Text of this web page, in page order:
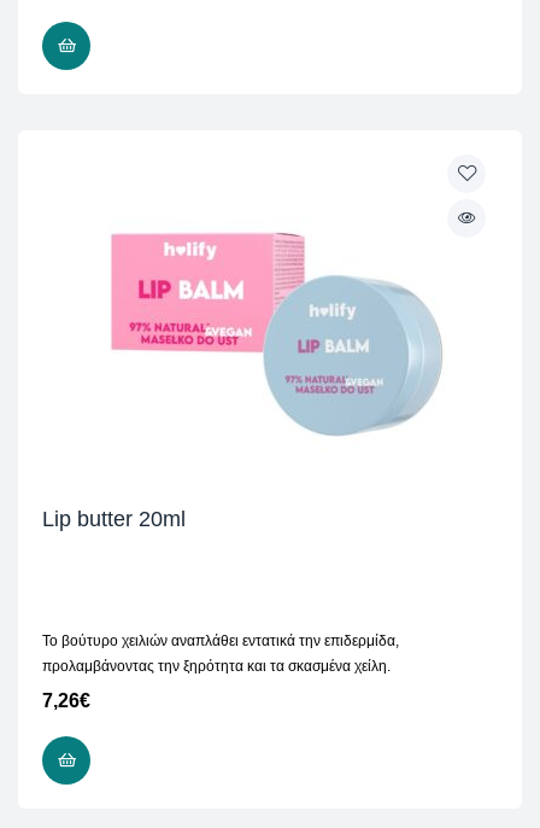
Lip butter 20ml
Το βούτυρο χειλιών αναπλάθει εντατικά την επιδερμίδα,
προλαμβάνοντας την ξηρότητα και τα σκασμένα χείλη.
7,26€